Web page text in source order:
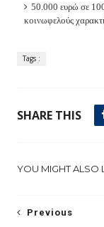
50.000 ευρώ σε
κοινωφελούς
Tags :
SHARE THIS
YOU MIGHT ALSO
Previous